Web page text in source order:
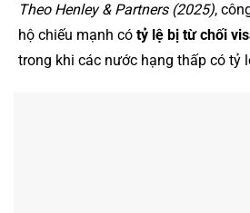
Theo Henley & Partners (2025),
hộ chiếu mạnh có tỷ lệ bị từ chối
trong khi các nước hạng thấp có tỷ